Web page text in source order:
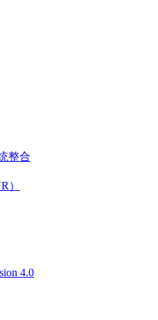
整合
）
4.0